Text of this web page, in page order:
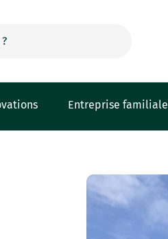
Entreprise familiale